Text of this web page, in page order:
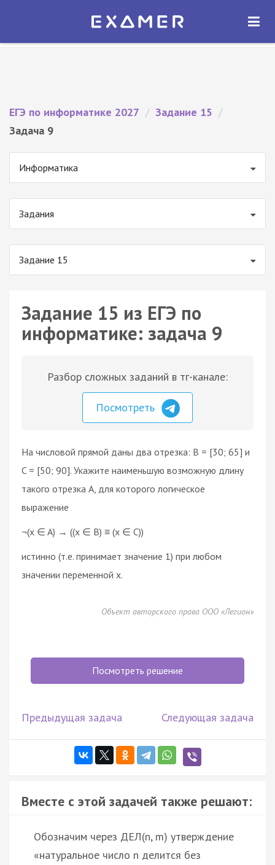
Экзамер — ЕГЭ 2027
ОТКРЫТЬ
ЕГЭ по информатике 2027 / Задание 15 /
Задача 9
Информатика
Задания
Задание 15
Задание 15 из ЕГЭ по
информатике: задача 9
Разбор сложных заданий в тг-канале:
Посмотреть
На числовой прямой даны два отрезка: B = [30; 65] и
C = [50; 90]. Укажите наименьшую возможную длину
такого отрезка A, для которого логическое
выражение
¬(x ∈ A) → ((x ∈ B) ≡ (x ∈ C))
истинно (т.е. принимает значение 1) при любом
значении переменной x.
Объект авторского права ООО «Легион»
Посмотреть решение
Предыдущая задача Следующая задача
Вместе с этой задачей также решают:
Обозначим через ДЕЛ(n, m) утверждение
«натуральное число n делится без